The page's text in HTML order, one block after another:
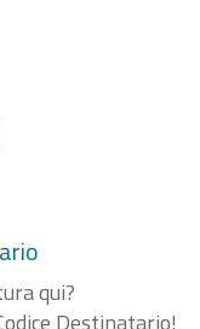
qui?
Destinatario!